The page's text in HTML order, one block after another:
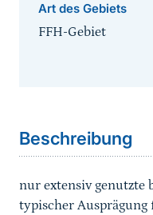
Art des Gebiets
FFH-Gebiet
Beschreibung
nur extensiv genutzte
typischer